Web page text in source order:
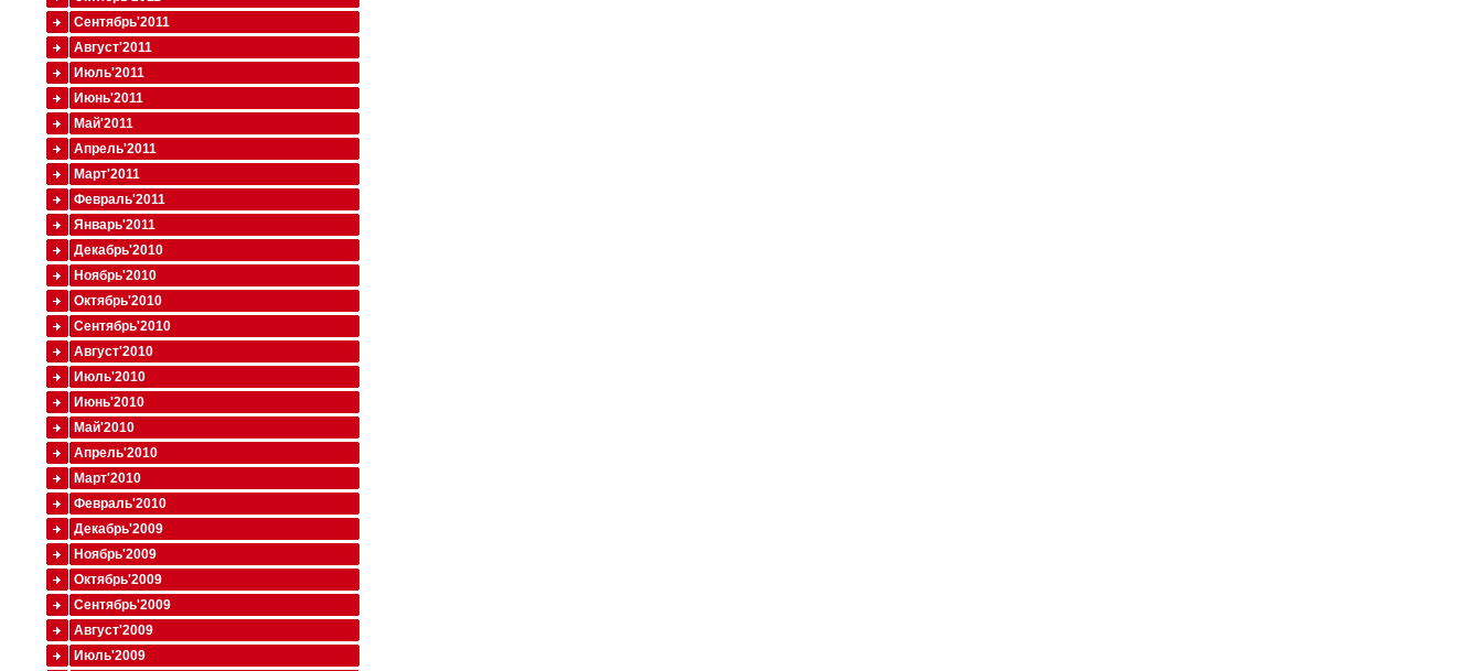
Сентябрь'2011
Август'2011
Июль'2011
Июнь'2011
Май'2011
Апрель'2011
Март'2011
Февраль'2011
Январь'2011
Декабрь'2010
Ноябрь'2010
Октябрь'2010
Сентябрь'2010
Август'2010
Июль'2010
Июнь'2010
Май'2010
Апрель'2010
Март'2010
Февраль'2010
Декабрь'2009
Ноябрь'2009
Октябрь'2009
Сентябрь'2009
Август'2009
Июль'2009